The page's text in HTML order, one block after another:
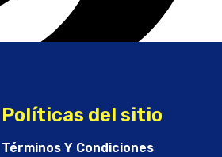
Políticas del sitio
Términos Y Condiciones